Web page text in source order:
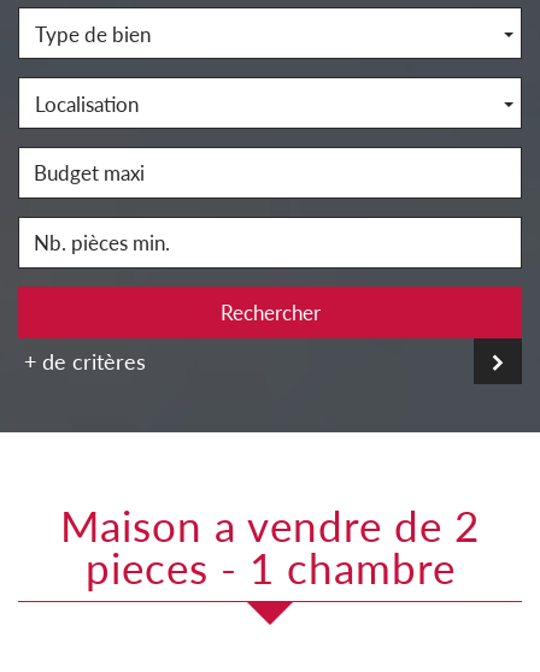
Type de bien
Localisation
Rechercher
+ de critères
maison a vendre de 2
pieces - 1 chambre